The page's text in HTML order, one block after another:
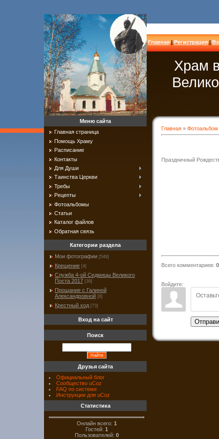
Главная|Регистрация|
Храм
Главная » Фотоальбом
Праздничный
Всего комментариев: 0
Войдите:
Меню сайта
Главная страница
Помощь Храму
Расписание
Контакты
Для Души
Таинства Церкви
Требы
Рецепты
Фотоальбомы
Статьи
Каталог файлов
Обратная связь
Категории раздела
Мои фотографии [549]
Крещение [4]
Служба 4-ой Седмицы Великого
Поста 2017 [39]
Прощание с Галиной
Александровной [8]
Крестный ход [73]
Вход на сайт
Поиск
Друзья сайта
Официальный блог
Сообщество uCoz
FAQ по системе
Инструкции для uCoz
Статистика
Онлайн всего: 1
Гостей: 1
Пользователей: 0